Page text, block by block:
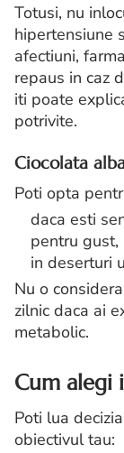
Totusi, nu
hipertensiune
afectiuni,
repaus in caz
iti poate
potrivite.
Ciocolata
Poti opta
daca esti
pentru gust,
in deserturi
Nu o
zilnic daca ai
metabolic.
Cum alegi
Poti lua
obiectivul tau: